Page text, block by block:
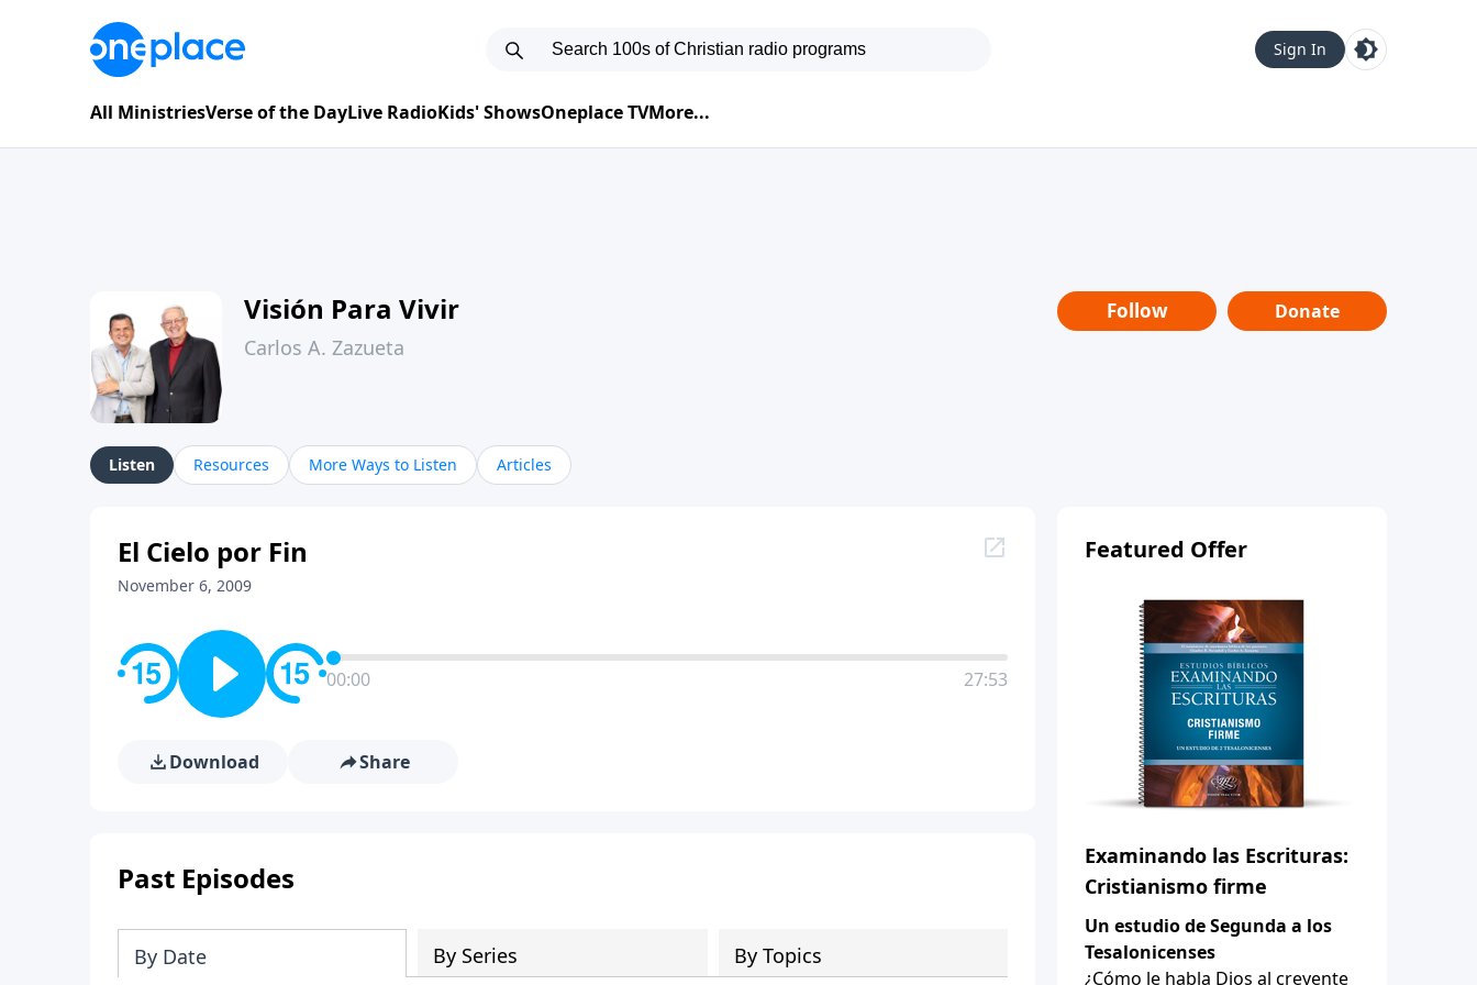
Sign In
All MinistriesVerse of the DayLive RadioKids' ShowsOneplace TVMore...
Visión Para Vivir
Carlos A. Zazueta
Follow Donate
Listen Resources More Ways to Listen Articles
El Cielo por Fin
November 6, 2009
00:00 27:53
Download Share
Past Episodes
By Date By Series By Topics
Featured Offer
Examinando las Escrituras:
Cristianismo firme
Un estudio de Segunda a los
Tesalonicenses
¿Cómo le habla Dios al creyente